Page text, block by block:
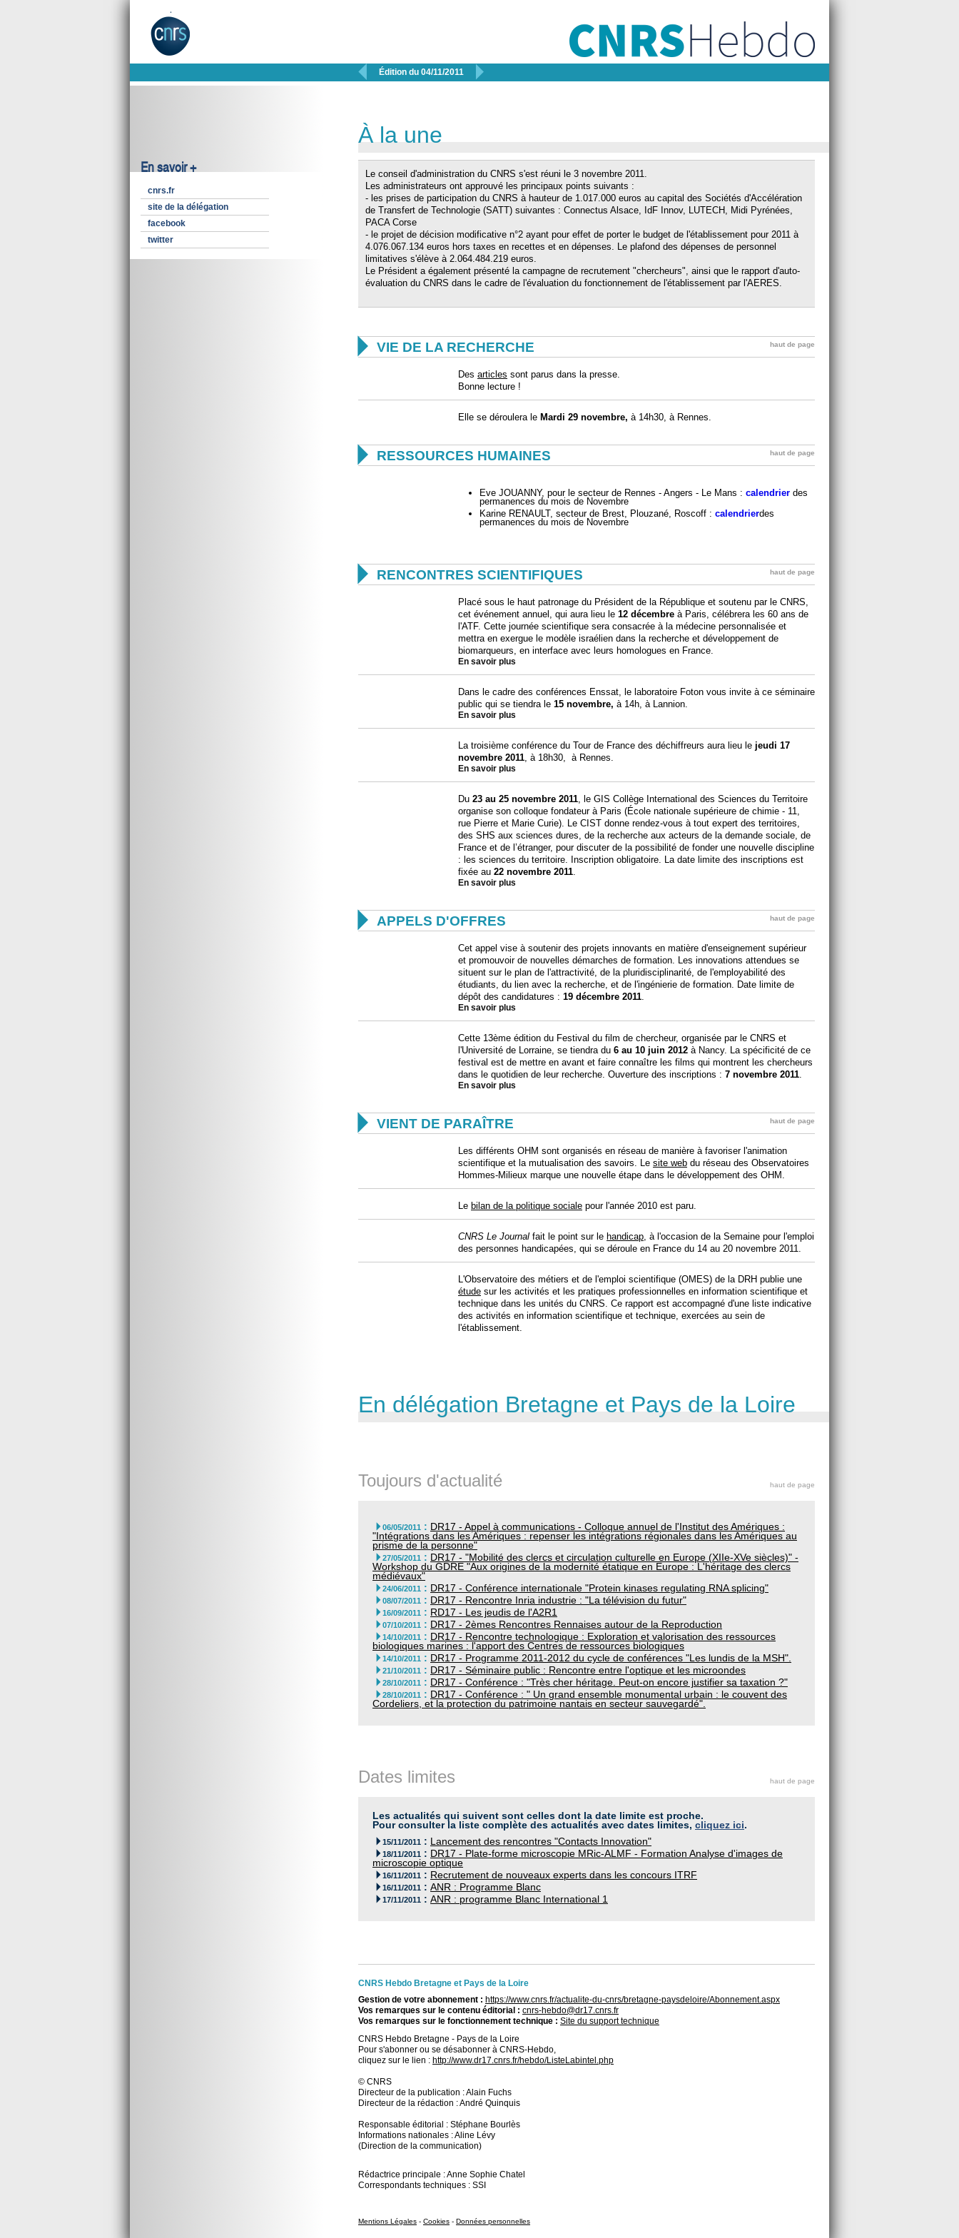
 Édition du 04/11/2011 
En savoir +
cnrs.fr
site de la délégation
facebook
twitter
À la une
Le conseil d'administration du CNRS s'est réuni le 3 novembre 2011.
Les administrateurs ont approuvé les principaux points suivants :
- les prises de participation du CNRS à hauteur de 1.017.000 euros au capital des Sociétés d'Accélération
de Transfert de Technologie (SATT) suivantes : Connectus Alsace, IdF Innov, LUTECH, Midi Pyrénées,
PACA Corse
- le projet de décision modificative n°2 ayant pour effet de porter le budget de l'établissement pour 2011 à
4.076.067.134 euros hors taxes en recettes et en dépenses. Le plafond des dépenses de personnel
limitatives s'élève à 2.064.484.219 euros.
Le Président a également présenté la campagne de recrutement "chercheurs", ainsi que le rapport d'auto-
évaluation du CNRS dans le cadre de l'évaluation du fonctionnement de l'établissement par l'AERES.
 VIE DE LA RECHERCHE haut de page
Des articles sont parus dans la presse.
Bonne lecture !
Elle se déroulera le Mardi 29 novembre, à 14h30, à Rennes.
 RESSOURCES HUMAINES haut de page
Eve JOUANNY, pour le secteur de Rennes - Angers - Le Mans : calendrier des
permanences du mois de Novembre
Karine RENAULT, secteur de Brest, Plouzané, Roscoff : calendrierdes
permanences du mois de Novembre
 RENCONTRES SCIENTIFIQUES haut de page
Placé sous le haut patronage du Président de la République et soutenu par le CNRS,
cet événement annuel, qui aura lieu le 12 décembre à Paris, célébrera les 60 ans de
l'ATF. Cette journée scientifique sera consacrée à la médecine personnalisée et
mettra en exergue le modèle israélien dans la recherche et développement de
biomarqueurs, en interface avec leurs homologues en France.
En savoir plus
Dans le cadre des conférences Enssat, le laboratoire Foton vous invite à ce séminaire
public qui se tiendra le 15 novembre, à 14h, à Lannion.
En savoir plus
La troisième conférence du Tour de France des déchiffreurs aura lieu le jeudi 17
novembre 2011, à 18h30, à Rennes.
En savoir plus
Du 23 au 25 novembre 2011, le GIS Collège International des Sciences du Territoire
organise son colloque fondateur à Paris (École nationale supérieure de chimie - 11,
rue Pierre et Marie Curie). Le CIST donne rendez-vous à tout expert des territoires,
des SHS aux sciences dures, de la recherche aux acteurs de la demande sociale, de
France et de l’étranger, pour discuter de la possibilité de fonder une nouvelle discipline
: les sciences du territoire. Inscription obligatoire. La date limite des inscriptions est
fixée au 22 novembre 2011.
En savoir plus
 APPELS D'OFFRES haut de page
Cet appel vise à soutenir des projets innovants en matière d'enseignement supérieur
et promouvoir de nouvelles démarches de formation. Les innovations attendues se
situent sur le plan de l'attractivité, de la pluridisciplinarité, de l'employabilité des
étudiants, du lien avec la recherche, et de l'ingénierie de formation. Date limite de
dépôt des candidatures : 19 décembre 2011.
En savoir plus
Cette 13ème édition du Festival du film de chercheur, organisée par le CNRS et
l'Université de Lorraine, se tiendra du 6 au 10 juin 2012 à Nancy. La spécificité de ce
festival est de mettre en avant et faire connaître les films qui montrent les chercheurs
dans le quotidien de leur recherche. Ouverture des inscriptions : 7 novembre 2011.
En savoir plus
 VIENT DE PARAÎTRE haut de page
Les différents OHM sont organisés en réseau de manière à favoriser l'animation
scientifique et la mutualisation des savoirs. Le site web du réseau des Observatoires
Hommes-Milieux marque une nouvelle étape dans le développement des OHM.
Le bilan de la politique sociale pour l'année 2010 est paru.
CNRS Le Journal fait le point sur le handicap, à l'occasion de la Semaine pour l'emploi
des personnes handicapées, qui se déroule en France du 14 au 20 novembre 2011.
L'Observatoire des métiers et de l'emploi scientifique (OMES) de la DRH publie une
étude sur les activités et les pratiques professionnelles en information scientifique et
technique dans les unités du CNRS. Ce rapport est accompagné d'une liste indicative
des activités en information scientifique et technique, exercées au sein de
l'établissement.
En délégation Bretagne et Pays de la Loire
Toujours d'actualité haut de page
06/05/2011 : DR17 - Appel à communications - Colloque annuel de l'Institut des Amériques :
"Intégrations dans les Amériques : repenser les intégrations régionales dans les Amériques au
prisme de la personne"
27/05/2011 : DR17 - "Mobilité des clercs et circulation culturelle en Europe (XIIe-XVe siècles)" -
Workshop du GDRE "Aux origines de la modernité étatique en Europe : L'héritage des clercs
médiévaux"
24/06/2011 : DR17 - Conférence internationale "Protein kinases regulating RNA splicing"
08/07/2011 : DR17 - Rencontre Inria industrie : "La télévision du futur"
16/09/2011 : RD17 - Les jeudis de l'A2R1
07/10/2011 : DR17 - 2èmes Rencontres Rennaises autour de la Reproduction
14/10/2011 : DR17 - Rencontre technologique : Exploration et valorisation des ressources
biologiques marines : l'apport des Centres de ressources biologiques
14/10/2011 : DR17 - Programme 2011-2012 du cycle de conférences "Les lundis de la MSH".
21/10/2011 : DR17 - Séminaire public : Rencontre entre l'optique et les microondes
28/10/2011 : DR17 - Conférence : "Très cher héritage. Peut-on encore justifier sa taxation ?"
28/10/2011 : DR17 - Conférence : " Un grand ensemble monumental urbain : le couvent des
Cordeliers, et la protection du patrimoine nantais en secteur sauvegardé".
Dates limites haut de page
Les actualités qui suivent sont celles dont la date limite est proche.
Pour consulter la liste complète des actualités avec dates limites, cliquez ici.
15/11/2011 : Lancement des rencontres "Contacts Innovation"
18/11/2011 : DR17 - Plate-forme microscopie MRic-ALMF - Formation Analyse d'images de
microscopie optique
16/11/2011 : Recrutement de nouveaux experts dans les concours ITRF
16/11/2011 : ANR : Programme Blanc
17/11/2011 : ANR : programme Blanc International 1
CNRS Hebdo Bretagne et Pays de la Loire
Gestion de votre abonnement : https://www.cnrs.fr/actualite-du-cnrs/bretagne-paysdeloire/Abonnement.aspx
Vos remarques sur le contenu éditorial : cnrs-hebdo@dr17.cnrs.fr
Vos remarques sur le fonctionnement technique : Site du support technique
CNRS Hebdo Bretagne - Pays de la Loire
Pour s'abonner ou se désabonner à CNRS-Hebdo,
cliquez sur le lien : http://www.dr17.cnrs.fr/hebdo/ListeLabintel.php
© CNRS
Directeur de la publication : Alain Fuchs
Directeur de la rédaction : André Quinquis
Responsable éditorial : Stéphane Bourlès
Informations nationales : Aline Lévy
(Direction de la communication)
Rédactrice principale : Anne Sophie Chatel
Correspondants techniques : SSI
Mentions Légales - Cookies - Données personnelles